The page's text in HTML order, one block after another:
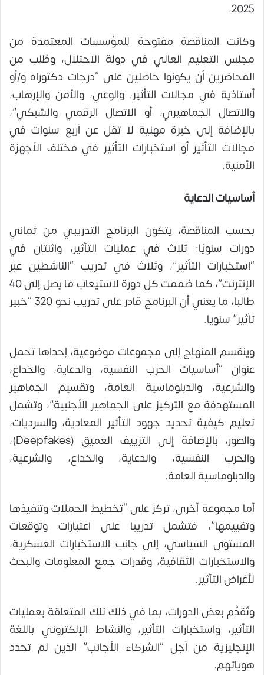
2025.
وكانت المناقصة مفتوحة للمؤسسات المعتمدة من
مجلس التعليم العالي في دولة الاحتلال، وطُلب من
المحاضرين أن يكونوا حاصلين على “درجات دكتوراه و/أو
أستاذية في مجالات التأثير، والوعي، والأمن والإرهاب،
والاتصال الجماهيري، أو الاتصال الرقمي والشبكي”،
بالإضافة إلى خبرة مهنية لا تقل عن أربع سنوات في
مجالات التأثير أو استخبارات التأثير في مختلف الأجهزة
الأمنية.
أساسيات الدعاية
بحسب المناقصة، يتكون البرنامج التدريبي من ثماني
دورات سنويًا: ثلاث في عمليات التأثير، واثنتان في
“استخبارات التأثير”، وثلاث في تدريب “الناشطين عبر
الإنترنت”، كما صُممت كل دورة لاستيعاب ما يصل إلى 40
طالبا، ما يعني أن البرنامج قادر على تدريب نحو 320 “خبير
تأثير” سنويا.
وينقسم المنهاج إلى مجموعات موضوعية، إحداها تحمل
عنوان “أساسيات الحرب النفسية، والدعاية، والخداع،
والشرعية، والدبلوماسية العامة، وتقسيم الجماهير
المستهدفة مع التركيز على الجماهير الأجنبية”، وتشمل
تعليم كيفية تحديد جهود التأثير المعادية، والسرديات،
والصور، بالإضافة إلى التزييف العميق (Deepfakes)،
والحرب النفسية، والدعاية، والخداع، والشرعية،
والدبلوماسية العامة.
أما مجموعة أخرى، تركز على “تخطيط الحملات وتنفيذها
وتقييمها”، فتشمل تدريبا على اعتبارات وتوقعات
المستوى السياسي، إلى جانب الاستخبارات العسكرية،
والاستخبارات الثقافية، وقدرات جمع المعلومات والبحث
لأغراض التأثير.
وتُقدَّم بعض الدورات، بما في ذلك تلك المتعلقة بعمليات
التأثير، واستخبارات التأثير، والنشاط الإلكتروني باللغة
الإنجليزية من أجل “الشركاء الأجانب” الذين لم تحدد
هوياتهم.